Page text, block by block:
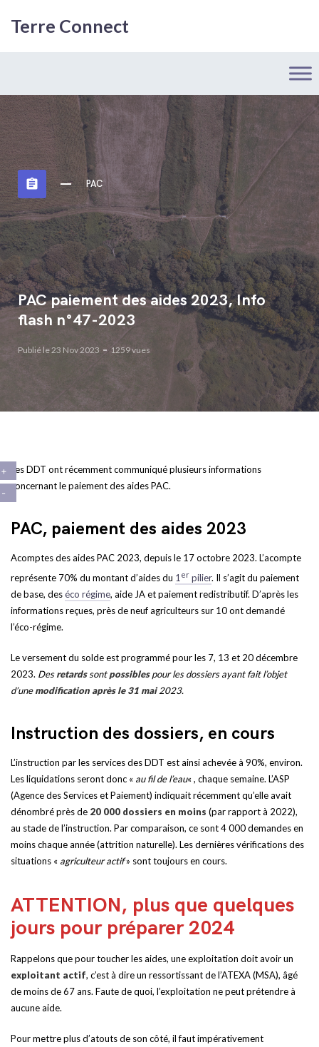
Terre Connect
assignment PAC
PAC paiement des aides 2023, Info
flash n°47-2023
Publié le 23 Nov 2023 1259 vues
Les DDT ont récemment communiqué plusieurs informations
concernant le paiement des aides PAC.
PAC, paiement des aides 2023
Acomptes des aides PAC 2023, depuis le 17 octobre 2023. L’acompte
représente 70% du montant d’aides du 1er pilier. Il s’agit du paiement
de base, deséco régime, aide JA et paiement redistributif. D’après les
informations reçues, près de neuf agriculteurs sur 10 ont demandé
l’éco-régime.
Le versement du solde est programmé pour les 7, 13 et 20 décembre
2023. Desretardssontpossiblespour les dossiers ayant fait l’objet
d’unemodification après le 31 mai2023.
Instruction des dossiers, en cours
L’instruction par les services des DDT est ainsi achevée à 90%, environ.
Les liquidations seront donc « au fil de l’eau« , chaque semaine. L’ASP
(Agence des Services et Paiement) indiquait récemment qu’elle avait
dénombré près de 20 000 dossiers en moins (par rapport à 2022),
au stade de l’instruction. Par comparaison, ce sont 4 000 demandes en
moins chaque année (attrition naturelle). Les dernières vérifications des
situations « agriculteur actif» sont toujours en cours.
ATTENTION, plus que quelques
jours pour préparer 2024
Rappelons que pour toucher les aides, une exploitation doit avoir un
exploitant actif, c’est à dire un ressortissant de l’ATEXA (MSA), âgé
de moins de 67 ans. Faute de quoi, l’exploitation ne peut prétendre à
aucune aide.
Pour mettre plus d’atouts de son côté, il faut impérativement